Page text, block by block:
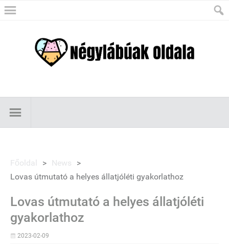
Főoldal > News
>
Lovas útmutató a helyes állatjóléti gyakorlathoz
Lovas útmutató a helyes állatjóléti
gyakorlathoz
2023-02-09